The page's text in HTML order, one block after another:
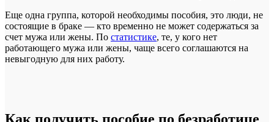
Еще одна группа, которой необходимы пособия, это люди, не
состоящие в браке — кто временно не может содержаться за
счет мужа или жены. По статистике, те, у кого нет
работающего мужа или жены, чаще всего соглашаются на
невыгодную для них работу.
Как получить пособие по безработице